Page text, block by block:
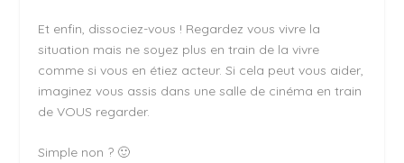
Et enfin, dissociez-vous ! Regardez vous vivre la
situation mais ne soyez plus en train de la vivre
comme si vous en étiez acteur. Si cela peut vous aider,
imaginez vous assis dans une salle de cinéma en train
de VOUS regarder.
Simple non ? 🙂